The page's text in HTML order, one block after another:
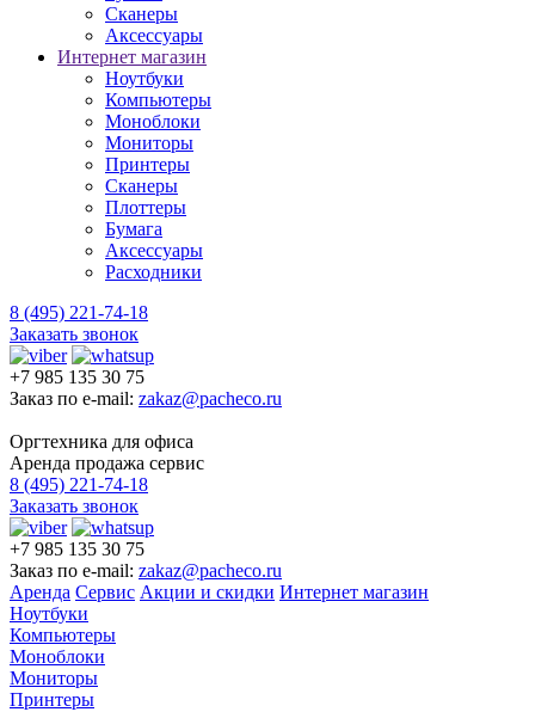
Сканеры
Аксессуары
Интернет магазин
Ноутбуки
Компьютеры
Моноблоки
Мониторы
Принтеры
Сканеры
Плоттеры
Бумага
Аксессуары
Расходники
8 (495) 221-74-18
Заказать звонок
+7 985 135 30 75
Заказ по e-mail: zakaz@pacheco.ru
Оргтехника для офиса
Аренда продажа сервис
8 (495) 221-74-18
Заказать звонок
+7 985 135 30 75
Заказ по e-mail: zakaz@pacheco.ru
Аренда Сервис Акции и скидки Интернет магазин
Ноутбуки
Компьютеры
Моноблоки
Мониторы
Принтеры